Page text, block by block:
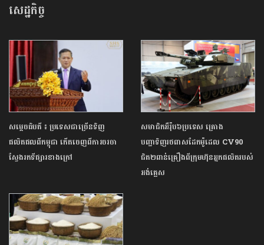
សេដ្ឋកិច្ច
សម្ដេចធិបតី ៖ ប្រទេសជាច្រើនទិញ
ផលិតផលពីកម្ពុជា កើតចេញពីការចរចា
ស្វែងរកទីផ្សារខាងក្រៅ
សមាជិកអឺរ៉ុប៦ប្រទេស គ្រោង
បញ្ជាទិញរថពាសដែកម៉ូដេល CV90
ជិត២ពាន់គ្រឿងពីក្រុមហ៊ុនអ្នកផលិតរបស់
អង់គ្លេស